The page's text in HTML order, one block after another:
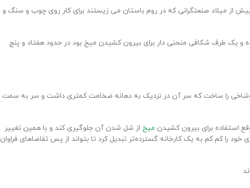
ابزار دستی توسط بشر تکامل یافت تا در حدود ۲۰۰ سال پیش از میلاد صنعتگرانی که در روم باستان می زیستند برای کار روی چوب و سنگ و
یک طرف شکافی منحنی دار برای بیرون کشیدن میخ بود در حدود هفتاد و پنج
چکشی دوشاخی را ساخت که سر آن در نزدیک به دهانه ضخامت کمتری داشت و سر به سمت
استفاده برای بیرون کشیدن میخ از شل شدن آن جلوگیری کند و با همین تغییر
را کم کم به یک کارخانه گسترده‌تر تبدیل کرد تا بتواند از پس تقاضاهای فراوان